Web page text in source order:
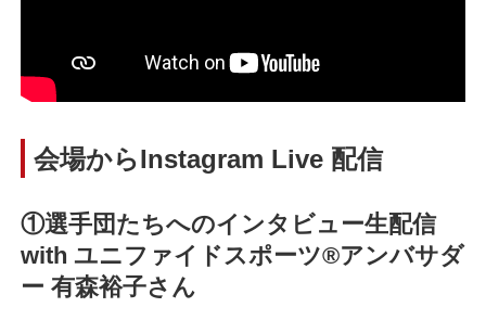
会場からInstagram Live 配信
①選手団たちへのインタビュー生配信
with ユニファイドスポーツ®アンバサダ
ー 有森裕子さん